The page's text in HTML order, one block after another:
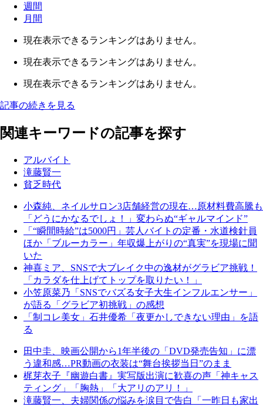
週間
月間
現在表示できるランキングはありません。
現在表示できるランキングはありません。
現在表示できるランキングはありません。
記事の続きを見る
関連キーワードの記事を探す
アルバイト
滝藤賢一
貧乏時代
小森純、ネイルサロン3店舗経営の現在…原材料費高騰も
「どうにかなるでしょ！」変わらぬ“ギャルマインド”
「“瞬間時給”は5000円」芸人バイトの定番・水道検針員
ほか「ブルーカラー」年収爆上がりの“真実”を現場に聞
いた
神喜ミア、SNSで大ブレイク中の逸材がグラビア挑戦！
「カラダを仕上げてトップを取りたい！」
小笠原菜乃「SNSでバズる女子大生インフルエンサー」
が語る「グラビア初挑戦」の感想
「制コレ美女」石井優希「夜更かしできない理由」を語
る
田中圭、映画公開から1年半後の「DVD発売告知」に漂
う違和感…PR動画の衣装は“舞台挨拶当日”のまま
梶芽衣子『幽遊白書』実写版出演に歓喜の声「神キャス
ティング」「胸熱」「大アリのアリ！」
滝藤賢一、夫婦関係の悩みを涙目で告白「一昨日も家出